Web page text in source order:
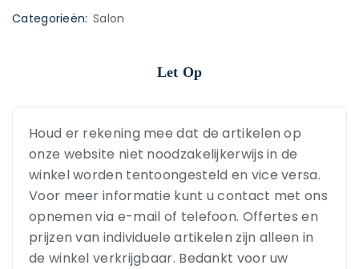
Categorieën: Salon
Let Op
Houd er rekening mee dat de artikelen op
onze website niet noodzakelijkerwijs in de
winkel worden tentoongesteld en vice versa.
Voor meer informatie kunt u contact met ons
opnemen via e-mail of telefoon. Offertes en
prijzen van individuele artikelen zijn alleen in
de winkel verkrijgbaar. Bedankt voor uw